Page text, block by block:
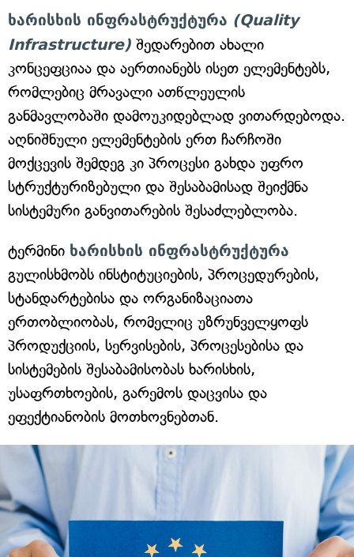
ხარისხის ინფრასტრუქტურა (Quality
Infrastructure) შედარებით ახალი
კონცეფციაა და აერთიანებს ისეთ ელემენტებს,
რომლებიც მრავალი ათწლეულის
განმავლობაში დამოუკიდებლად ვითარდებოდა.
აღნიშნული ელემენტების ერთ ჩარჩოში
მოქცევის შემდეგ კი პროცესი გახდა უფრო
სტრუქტურიზებული და შესაბამისად შეიქმნა
სისტემური განვითარების შესაძლებლობა.
ტერმინი ხარისხის ინფრასტრუქტურა
გულისხმობს ინსტიტუციების, პროცედურების,
სტანდარტებისა და ორგანიზაციათა
ერთობლიობას, რომელიც უზრუნველყოფს
პროდუქციის, სერვისების, პროცესებისა და
სისტემების შესაბამისობას ხარისხის,
უსაფრთხოების, გარემოს დაცვისა და
ეფექტიანობის მოთხოვნებთან.